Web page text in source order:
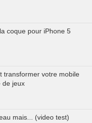
coque pour iPhone 5
transformer votre mobile
de jeux
mais... (video test)